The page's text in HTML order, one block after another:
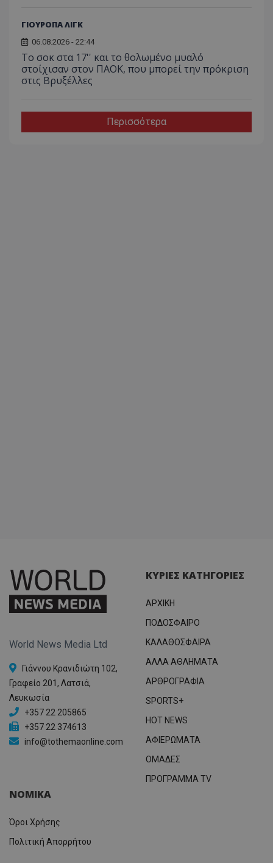
ΓΙΟΥΡΟΠΑ ΛΙΓΚ
06.08.2026 - 22:44
Το σοκ στα 17'' και το θολωμένο μυαλό
στοίχισαν στον ΠΑΟΚ, που μπορεί την πρόκριση
στις Βρυξέλλες
Περισσότερα
World News Media Ltd
Γιάννου Κρανιδιώτη 102,
Γραφείο 201, Λατσιά,
Λευκωσία
+357 22 205865
+357 22 374613
info@tothemaonline.com
ΚΥΡΙΕΣ ΚΑΤΗΓΟΡΙΕΣ
ΑΡΧΙΚΗ
ΠΟΔΟΣΦΑΙΡΟ
ΚΑΛΑΘΟΣΦΑΙΡΑ
ΑΛΛΑ ΑΘΛΗΜΑΤΑ
ΑΡΘΡΟΓΡΑΦΙΑ
SPORTS+
HOT NEWS
ΑΦΙΕΡΩΜΑΤΑ
ΟΜΑΔΕΣ
ΠΡΟΓΡΑΜΜΑ TV
ΝΟΜΙΚΑ
Όροι Χρήσης
Πολιτική Απορρήτου